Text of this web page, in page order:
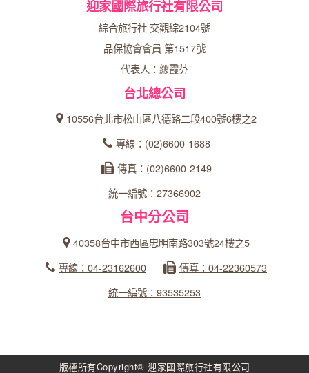
迎家國際旅行社有限公司
綜合旅行社 交觀綜2104號
品保協會會員 第1517號
代表人：繆霞芬
台北總公司
10556台北市松山區八德路二段400號6樓之2
專線：(02)6600-1688
傳真：(02)6600-2149
統一編號：27366902
台中分公司
40358台中市西區忠明南路303號24樓之5
專線：04-23162600
傳真：04-22360573
統一編號：93535253
版權所有Copyright© 迎家國際旅行社有限公司